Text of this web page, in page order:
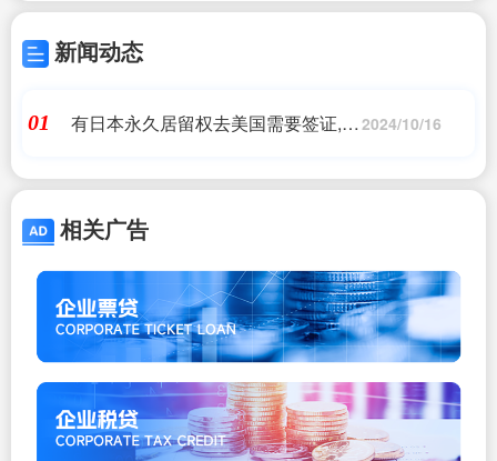
新闻动态
01
有日本永久居留权去美国需要签证,去
移民
2024/10/16
相关广告